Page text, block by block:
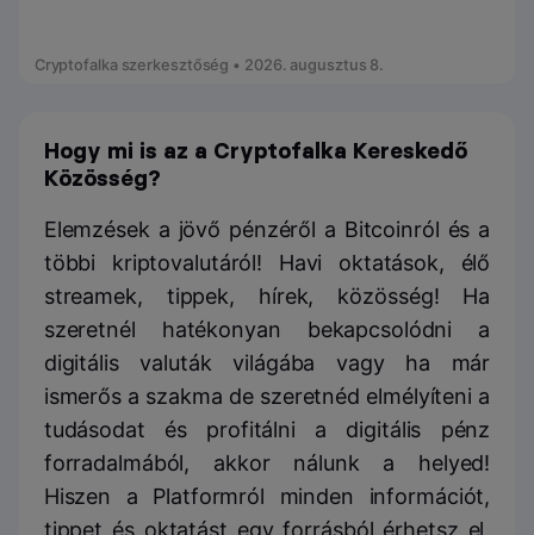
Cryptofalka szerkesztőség • 2026. augusztus 8.
Hogy mi is az a Cryptofalka Kereskedő
Közösség?
Elemzések a jövő pénzéről a Bitcoinról és a
többi kriptovalutáról! Havi oktatások, élő
streamek, tippek, hírek, közösség! Ha
szeretnél hatékonyan bekapcsolódni a
digitális valuták világába vagy ha már
ismerős a szakma de szeretnéd elmélyíteni a
tudásodat és profitálni a digitális pénz
forradalmából, akkor nálunk a helyed!
Hiszen a Platformról minden információt,
tippet és oktatást egy forrásból érhetsz el,